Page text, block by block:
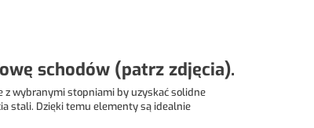
schodów (patrz zdjęcia).
z wybranymi stopniami by uzyskać solidne
stali. Dzięki temu elementy są idealnie